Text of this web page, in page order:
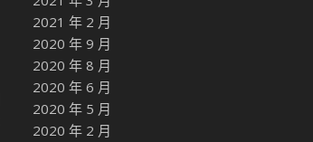
2021 年 2 月
2020 年 9 月
2020 年 8 月
2020 年 6 月
2020 年 5 月
2020 年 2 月